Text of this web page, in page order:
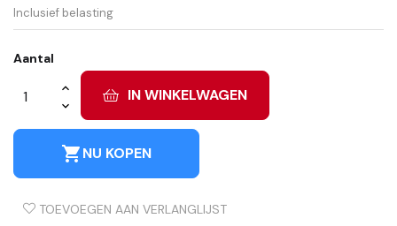
Inclusief belasting
Aantal
IN WINKELWAGEN
shopping_cartNU KOPEN
TOEVOEGEN AAN VERLANGLIJST